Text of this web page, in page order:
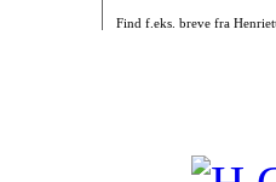
Find f.eks. breve fra